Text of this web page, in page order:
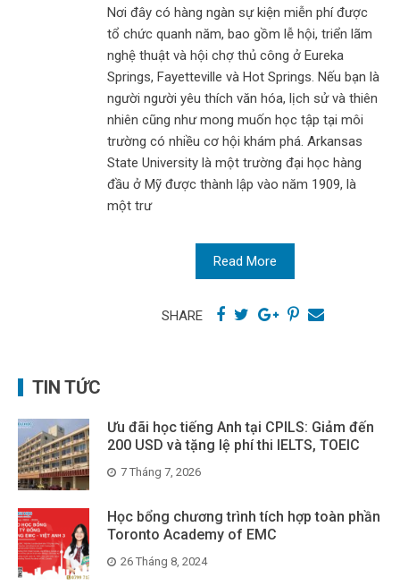
Nơi đây có hàng ngàn sự kiện miễn phí được
tổ chức quanh năm, bao gồm lễ hội, triển lãm
nghệ thuật và hội chợ thủ công ở Eureka
Springs, Fayetteville và Hot Springs. Nếu bạn là
người người yêu thích văn hóa, lịch sử và thiên
nhiên cũng như mong muốn học tập tại môi
trường có nhiều cơ hội khám phá. Arkansas
State University là một trường đại học hàng
đầu ở Mỹ được thành lập vào năm 1909, là
một trư
Read More
SHARE
TIN TỨC
Ưu đãi học tiếng Anh tại CPILS: Giảm đến
200 USD và tặng lệ phí thi IELTS, TOEIC
7 Tháng 7, 2026
Học bổng chương trình tích hợp toàn phần
Toronto Academy of EMC
26 Tháng 8, 2024